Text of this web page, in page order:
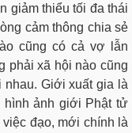
giảm thiểu tối đa thái
cảm thông chia sẻ
cũng có cả vợ lẫn
phải xã hội nào cũng
Giới xuất gia là
hình ảnh giới Phật tử
đạo, mới chính là